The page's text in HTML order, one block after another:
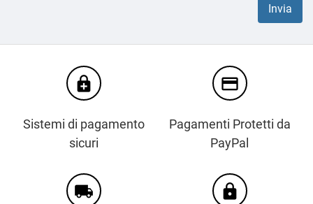
enhanced_encryption
Sistemi di pagamento
sicuri
credit_card
Pagamenti Protetti da
PayPal
local_shipping https